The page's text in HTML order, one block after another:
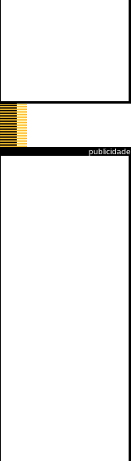
publicidade